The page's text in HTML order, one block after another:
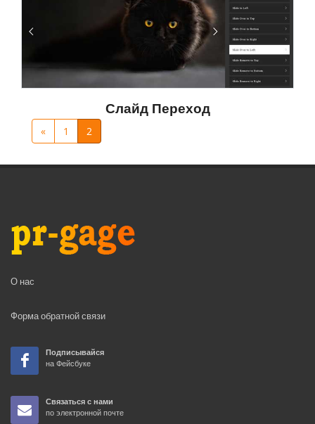
Слайд Переход
« 1 2
О нас
Форма обратной связи
Подписывайся
на Фейсбуке
Связаться с нами
по электронной почте